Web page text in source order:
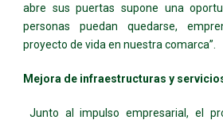
abre sus puertas supone una
personas puedan quedarse,
proyecto de vida en nuestra comarca”.
Mejora de infraestructuras y
Junto al impulso empresarial, el